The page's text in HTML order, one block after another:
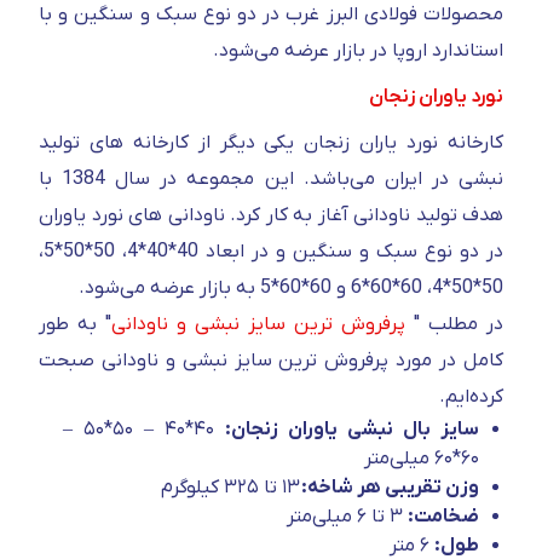
محصولات فولادی البرز غرب در دو نوع سبک و سنگین و با
استاندارد اروپا در بازار عرضه می‌شود.
نورد یاوران زنجان
کارخانه نورد یاران زنجان یکی دیگر از کارخانه های تولید
نبشی در ایران می‌باشد. این مجموعه در سال 1384 با
هدف تولید ناودانی آغاز به کار کرد. ناودانی های نورد یاوران
در دو نوع سبک و سنگین و در ابعاد 40*40*4، 50*50*5،
50*50*4، 60*60*6 و 60*60*5 به بازار عرضه می‌شود.
در مطلب " پرفروش ترین سایز نبشی و ناودانی" به طور
کامل در مورد پرفروش ترین سایز نبشی و ناودانی صبحت
کرده‌ایم.
سایز بال نبشی یاوران زنجان:
۴۰*۴۰ – ۵۰*۵۰ –
۶۰*۶۰ میلی‌متر
وزن تقریبی هر شاخه:۱۳ تا ۳۲۵ کیلوگرم
ضخامت:
طول: